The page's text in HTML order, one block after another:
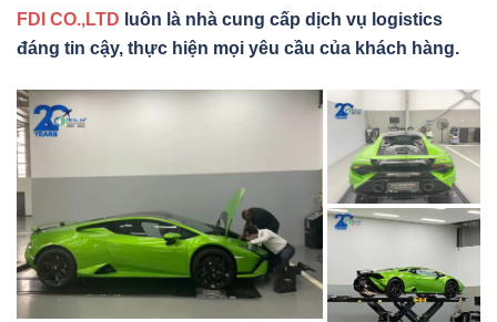
FDI CO.,LTD luôn là nhà cung cấp dịch vụ logistics
đáng tin cậy, thực hiện mọi yêu cầu của khách hàng.